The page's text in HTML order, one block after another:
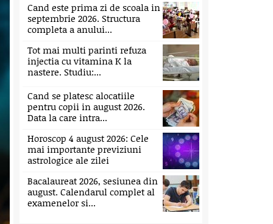
Cand este prima zi de scoala in
septembrie 2026. Structura
completa a anului...
Tot mai multi parinti refuza
injectia cu vitamina K la
nastere. Studiu:...
Cand se platesc alocatiile
pentru copii in august 2026.
Data la care intra...
Horoscop 4 august 2026: Cele
mai importante previziuni
astrologice ale zilei
Bacalaureat 2026, sesiunea din
august. Calendarul complet al
examenelor si...